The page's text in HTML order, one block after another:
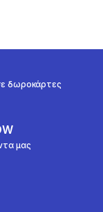
δωροκάρτες
μας